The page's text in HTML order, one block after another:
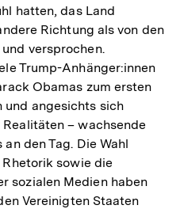
hatten, das Land
Richtung als von den
versprochen.
Trump-Anhänger:innen
Obamas zum ersten
und angesichts sich
– wachsende
den Tag. Die Wahl
sowie die
sozialen Medien haben
Vereinigten Staaten